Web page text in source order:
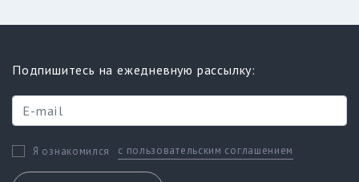
Подпишитесь на ежедневную рассылку:
Я ознакомился с пользовательским соглашением